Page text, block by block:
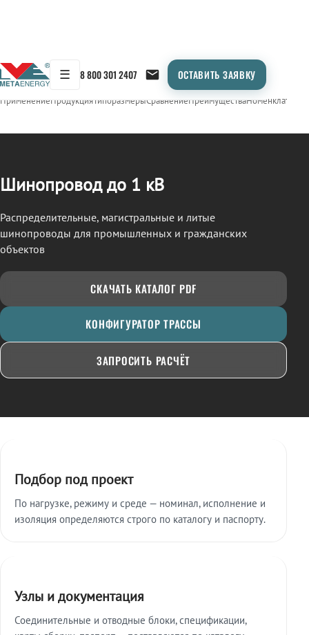
☰ 8 800 301 2407 ОСТАВИТЬ ЗАЯВКУ
← Продукция/ШИНОПРОВОД
ПрименениеПродукцияТипоразмерыСравнениеПреимуществаНоменклатура
Шинопровод до 1 кВ
Распределительные, магистральные и литые
шинопроводы для промышленных и гражданских
объектов
СКАЧАТЬ КАТАЛОГ PDF
КОНФИГУРАТОР ТРАССЫ
ЗАПРОСИТЬ РАСЧЁТ
Подбор под проект
По нагрузке, режиму и среде — номинал, исполнение и
изоляция определяются строго по каталогу и паспорту.
Узлы и документация
Соединительные и отводные блоки, спецификации,